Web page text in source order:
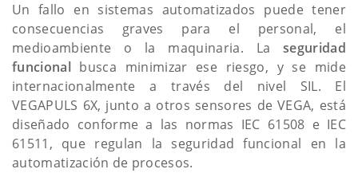
Un fallo en sistemas automatizados puede tener
consecuencias graves para el personal, el
medioambiente o la maquinaria. Laseguridad
funcionalbusca minimizar ese riesgo, y se mide
internacionalmente a través del nivel SIL. El
VEGAPULS 6X, junto a otros sensores de VEGA, está
diseñado conforme a las normas IEC 61508 e IEC
61511, que regulan la seguridad funcional en la
automatización de procesos.